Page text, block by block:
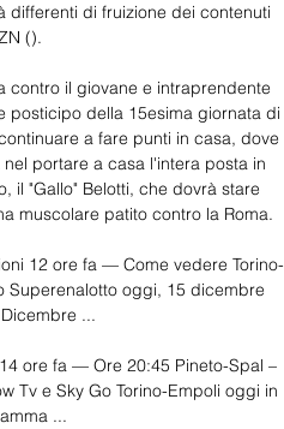
differenti di fruizione dei contenuti
().
contro il giovane e intraprendente
posticipo della 15esima giornata di
a fare punti in casa, dove
portare a casa l'intera posta in
il "Gallo" Belotti, che dovrà stare
muscolare patito contro la Roma.
12 ore fa — Come vedere Torino-
Superenalotto oggi, 15 dicembre
...
ore fa — Ore 20:45 Pineto-Spal –
Tv e Sky Go Torino-Empoli oggi in
...